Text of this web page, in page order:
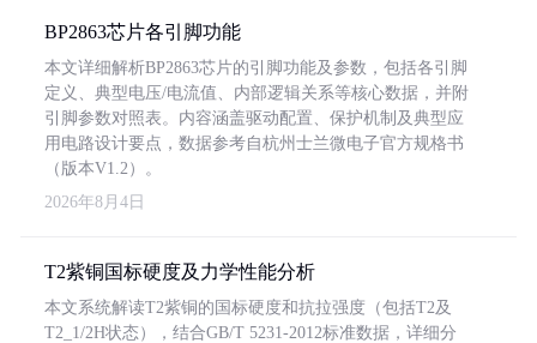
BP2863芯片各引脚功能
本文详细解析BP2863芯片的引脚功能及参数，包括各引脚
定义、典型电压/电流值、内部逻辑关系等核心数据，并附
引脚参数对照表。内容涵盖驱动配置、保护机制及典型应
用电路设计要点，数据参考自杭州士兰微电子官方规格书
（版本V1.2）。
2026年8月4日
T2紫铜国标硬度及力学性能分析
本文系统解读T2紫铜的国标硬度和抗拉强度（包括T2及
T2_1/2H状态），结合GB/T 5231-2012标准数据，详细分